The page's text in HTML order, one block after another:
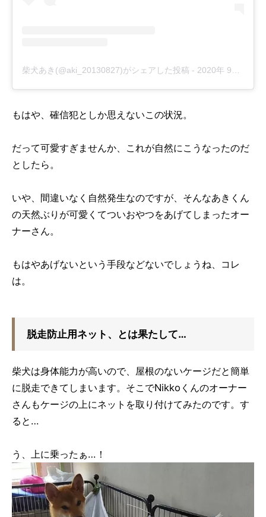
柴犬あき(@aki_20130827)がシェアした投稿 - 2020年 9月月27日午前4時25分PDT
もはや、確信犯としか思えないこの状況。
だって可愛すぎませんか、これが自然にこうなったのだ
としたら。
いや、間違いなく自然発生なのですが、そんなあきくん
の天然ぶりが可愛くてついおやつをあげてしまったオー
ナーさん。
もはやあげないという手段などないでしょうね、コレ
は。
脱走防止用ネット、とは果たして…
柴犬は身体能力が高いので、屋根のないケージだと簡単
に脱走できてしまいます。そこでNikkoくんのオーナー
さんもケージの上にネットを取り付けてみたのです。す
ると…
う、上に乗ったぁ…！